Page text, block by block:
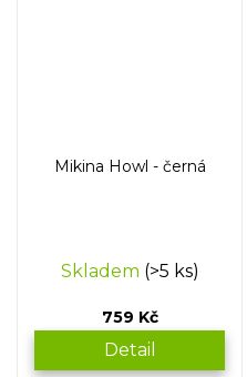
Mikina Howl - černá
Skladem (>5 ks)
759 Kč
Detail